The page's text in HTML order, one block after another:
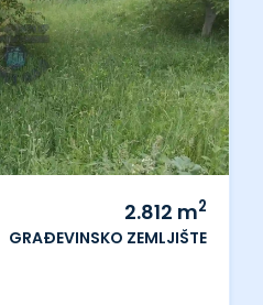
2.812 m2
GRAĐEVINSKO ZEMLJIŠTE